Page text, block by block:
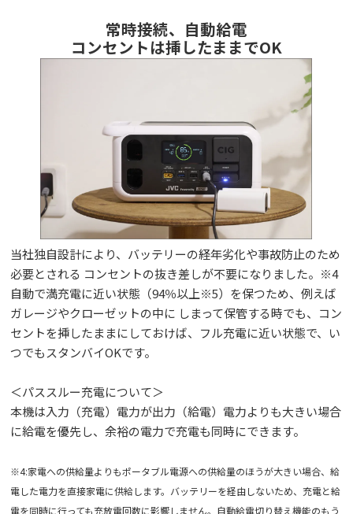
常時接続、自動給電
コンセントは挿したままでOK
当社独自設計により、バッテリーの経年劣化や事故防止のため
必要とされる コンセントの抜き差しが不要になりました。※4
自動で満充電に近い状態（94％以上※5）を保つため、例えば
ガレージやクローゼットの中に しまって保管する時でも、コン
セントを挿したままにしておけば、フル充電に近い状態で、い
つでもスタンバイOKです。
＜パススルー充電について＞
本機は入力（充電）電力が出力（給電）電力よりも大きい場合
に給電を優先し、余裕の電力で充電も同時にできます。
※4:家電への供給量よりもポータブル電源への供給量のほうが大きい場合、給
電した電力を直接家電に供給します。バッテリーを経由しないため、充電と給
電を同時に行っても充放電回数に影響しません。自動給電切り替え機能のもう